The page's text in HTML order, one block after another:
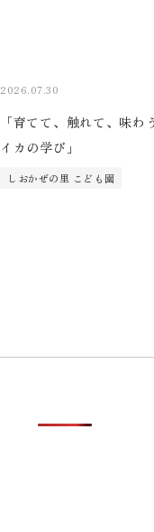
2026.07.30
「育てて、触れて、味
イカの学び」
しおかぜの里 こども園